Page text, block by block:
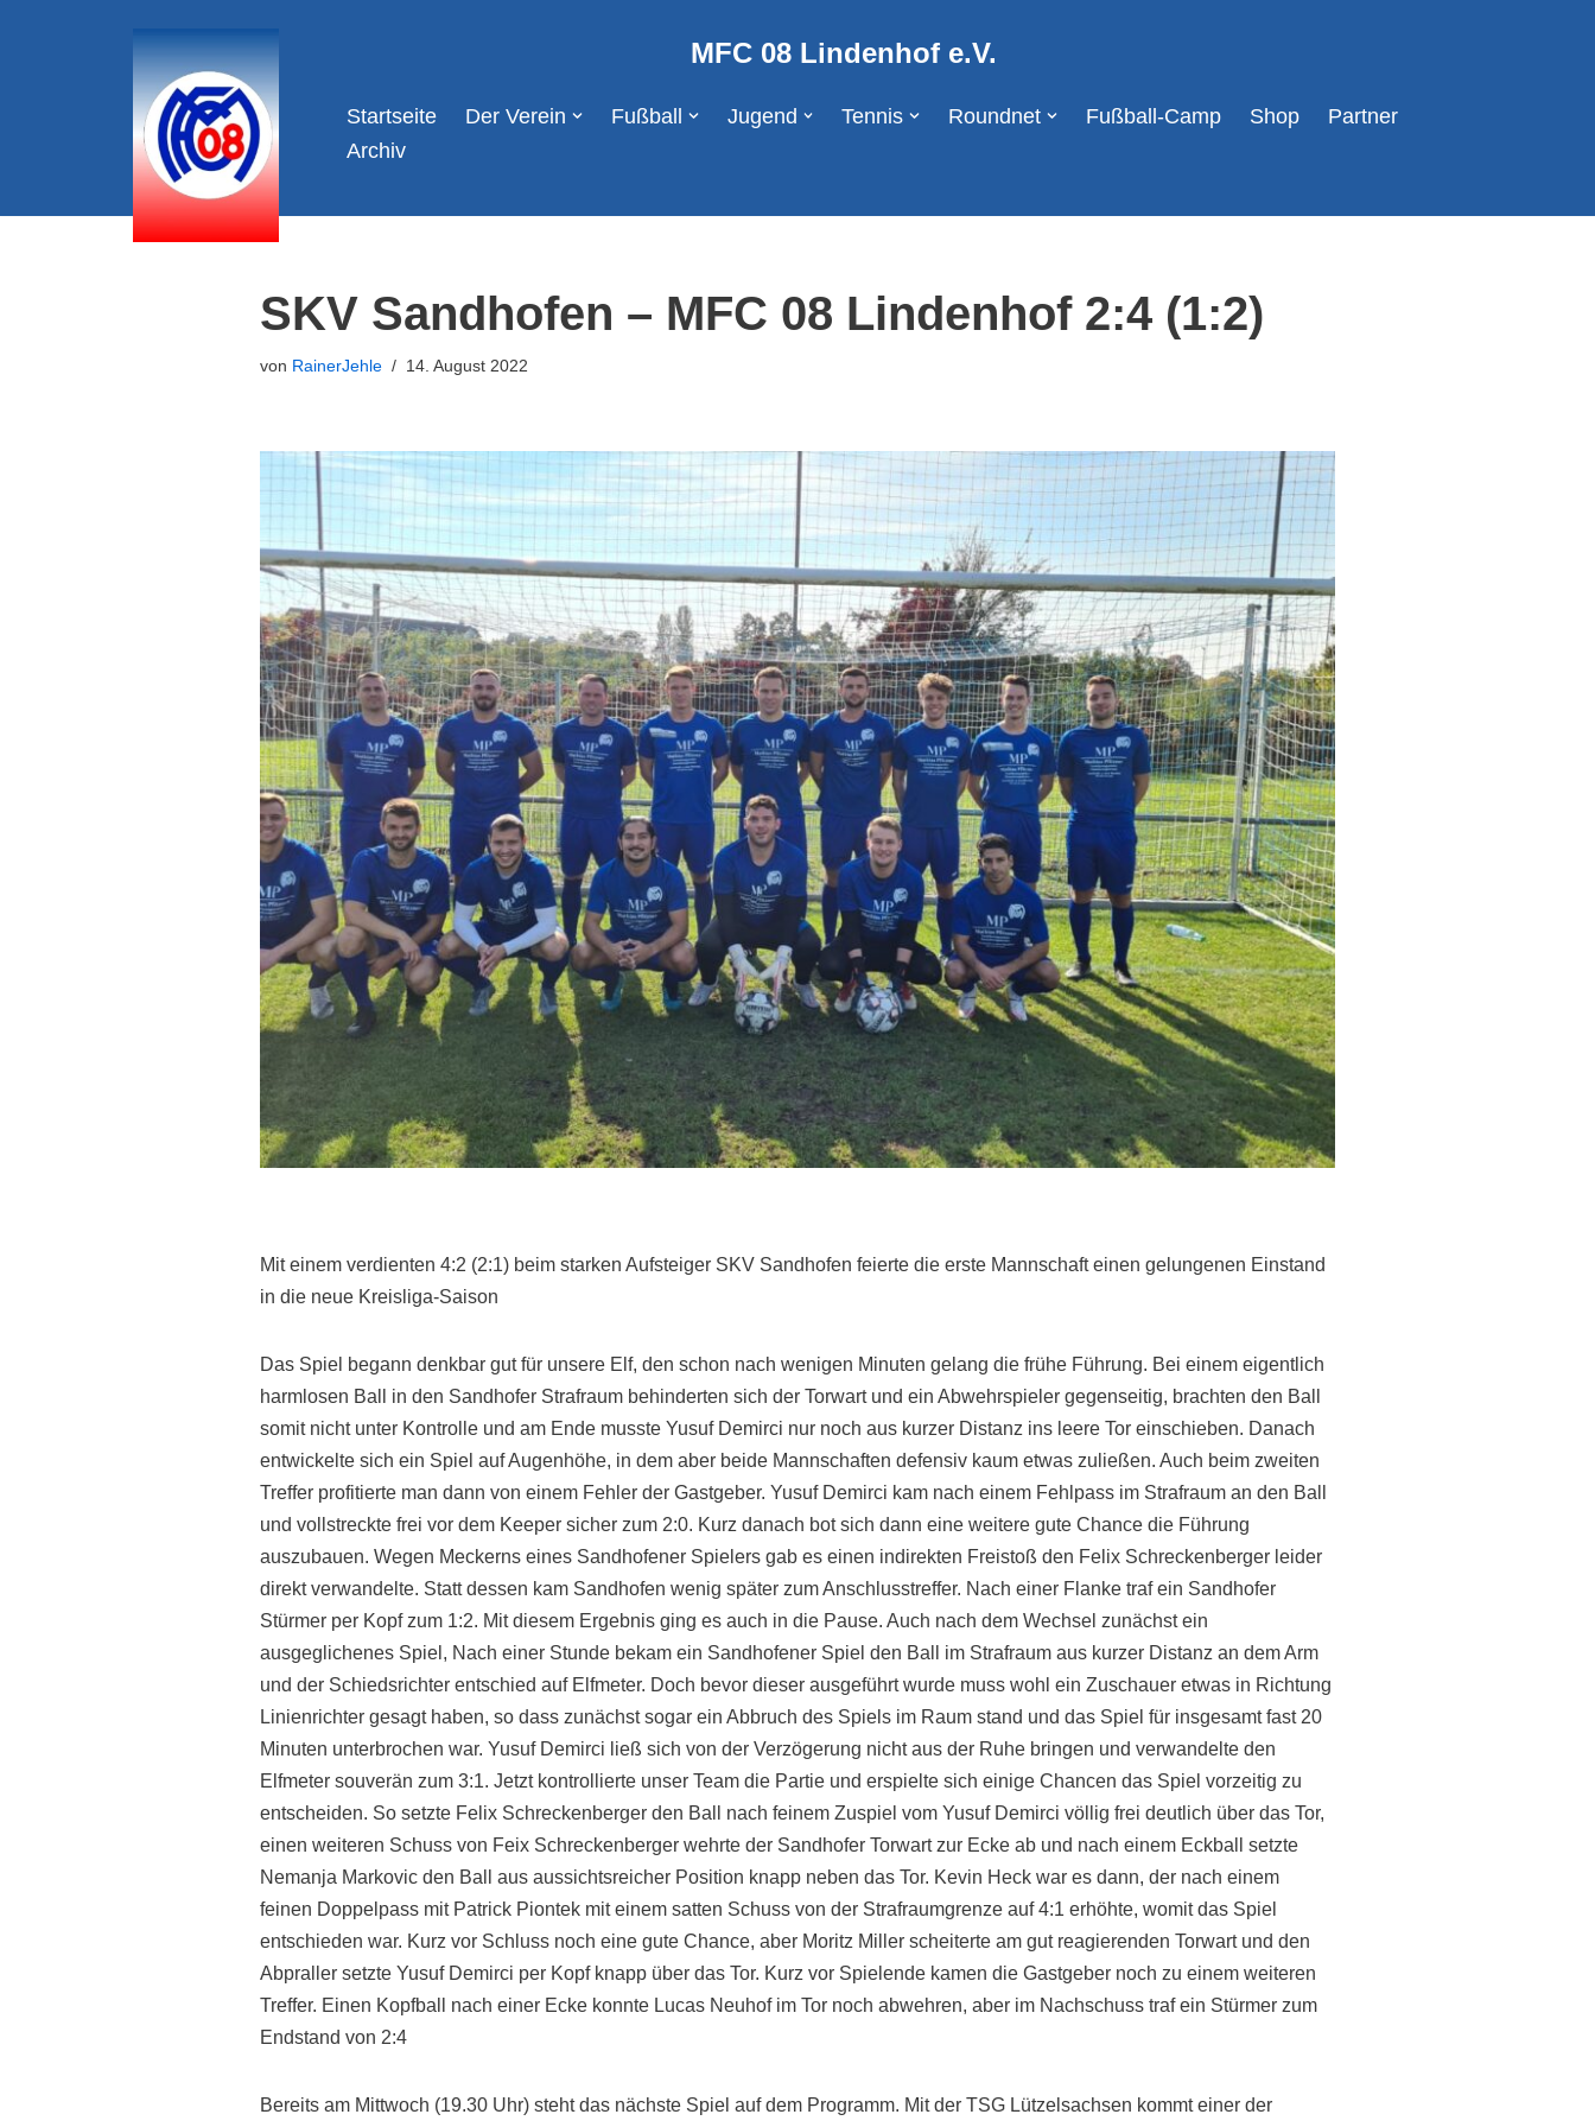
MFC 08 Lindenhof e.V.
Startseite Der Verein Fußball Jugend Tennis Roundnet Fußball-Camp Shop
Partner
Archiv
SKV Sandhofen – MFC 08 Lindenhof 2:4 (1:2)
von RainerJehle 14. August 2022
Mit einem verdienten 4:2 (2:1) beim starken Aufsteiger SKV Sandhofen feierte die erste Mannschaft einen gelungenen Einstand
in die neue Kreisliga-Saison
Das Spiel begann denkbar gut für unsere Elf, den schon nach wenigen Minuten gelang die frühe Führung. Bei einem eigentlich
harmlosen Ball in den Sandhofer Strafraum behinderten sich der Torwart und ein Abwehrspieler gegenseitig, brachten den Ball
somit nicht unter Kontrolle und am Ende musste Yusuf Demirci nur noch aus kurzer Distanz ins leere Tor einschieben. Danach
entwickelte sich ein Spiel auf Augenhöhe, in dem aber beide Mannschaften defensiv kaum etwas zuließen. Auch beim zweiten
Treffer profitierte man dann von einem Fehler der Gastgeber. Yusuf Demirci kam nach einem Fehlpass im Strafraum an den Ball
und vollstreckte frei vor dem Keeper sicher zum 2:0. Kurz danach bot sich dann eine weitere gute Chance die Führung
auszubauen. Wegen Meckerns eines Sandhofener Spielers gab es einen indirekten Freistoß den Felix Schreckenberger leider
direkt verwandelte. Statt dessen kam Sandhofen wenig später zum Anschlusstreffer. Nach einer Flanke traf ein Sandhofer
Stürmer per Kopf zum 1:2. Mit diesem Ergebnis ging es auch in die Pause. Auch nach dem Wechsel zunächst ein
ausgeglichenes Spiel, Nach einer Stunde bekam ein Sandhofener Spiel den Ball im Strafraum aus kurzer Distanz an dem Arm
und der Schiedsrichter entschied auf Elfmeter. Doch bevor dieser ausgeführt wurde muss wohl ein Zuschauer etwas in Richtung
Linienrichter gesagt haben, so dass zunächst sogar ein Abbruch des Spiels im Raum stand und das Spiel für insgesamt fast 20
Minuten unterbrochen war. Yusuf Demirci ließ sich von der Verzögerung nicht aus der Ruhe bringen und verwandelte den
Elfmeter souverän zum 3:1. Jetzt kontrollierte unser Team die Partie und erspielte sich einige Chancen das Spiel vorzeitig zu
entscheiden. So setzte Felix Schreckenberger den Ball nach feinem Zuspiel vom Yusuf Demirci völlig frei deutlich über das Tor,
einen weiteren Schuss von Feix Schreckenberger wehrte der Sandhofer Torwart zur Ecke ab und nach einem Eckball setzte
Nemanja Markovic den Ball aus aussichtsreicher Position knapp neben das Tor. Kevin Heck war es dann, der nach einem
feinen Doppelpass mit Patrick Piontek mit einem satten Schuss von der Strafraumgrenze auf 4:1 erhöhte, womit das Spiel
entschieden war. Kurz vor Schluss noch eine gute Chance, aber Moritz Miller scheiterte am gut reagierenden Torwart und den
Abpraller setzte Yusuf Demirci per Kopf knapp über das Tor. Kurz vor Spielende kamen die Gastgeber noch zu einem weiteren
Treffer. Einen Kopfball nach einer Ecke konnte Lucas Neuhof im Tor noch abwehren, aber im Nachschuss traf ein Stürmer zum
Endstand von 2:4
Bereits am Mittwoch (19.30 Uhr) steht das nächste Spiel auf dem Programm. Mit der TSG Lützelsachsen kommt einer der